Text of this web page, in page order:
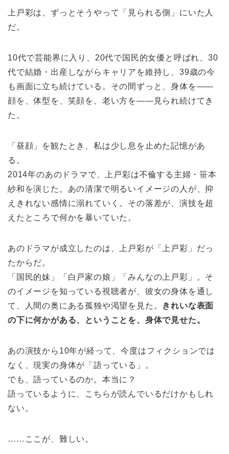
上戸彩は、ずっとそうやって「見られる側」にいた人
だ。
10代で芸能界に入り、20代で国民的女優と呼ばれ、30
代で結婚・出産しながらキャリアを維持し、39歳の今
も画面に立ち続けている。その間ずっと、身体を——
顔を、体型を、笑顔を、老い方を——見られ続けてき
た。
「昼顔」を観たとき、私は少し息を止めた記憶があ
る。
2014年のあのドラマで、上戸彩は不倫する主婦・笹本
紗和を演じた。あの清潔で明るいイメージの人が、抑
えきれない感情に溺れていく。その落差が、演技を超
えたところで何かを暴いていた。
あのドラマが成立したのは、上戸彩が「上戸彩」だっ
たからだ。
「国民的妹」「白戸家の娘」「みんなの上戸彩」。そ
のイメージを知っている視聴者が、彼女の身体を通し
て、人間の奥にある孤独や渇望を見た。 きれいな表面
の下に何かがある、ということを、身体で見せた。
あの演技から10年が経って、今度はフィクションでは
なく、現実の身体が「語っている」。
でも、語っているのか。本当に？
語っているように、こちらが読んでいるだけかもしれ
ない。
……ここが、難しい。